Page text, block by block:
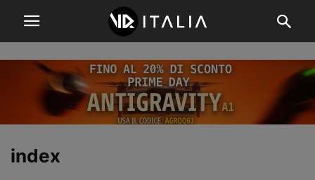
index